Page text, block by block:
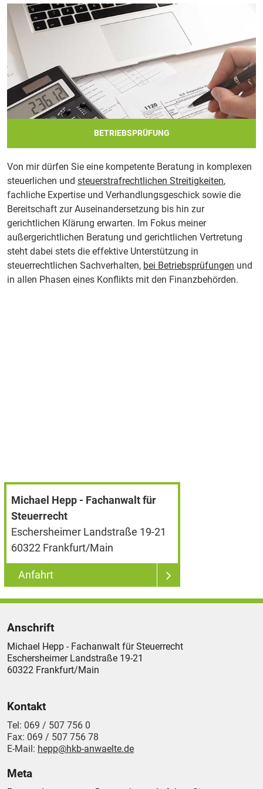
BETRIEBSPRÜFUNG
Von mir dürfen Sie eine kompetente Beratung in komplexen
steuerlichen und steuerstrafrechtlichen Streitigkeiten,
fachliche Expertise und Verhandlungsgeschick sowie die
Bereitschaft zur Auseinandersetzung bis hin zur
gerichtlichen Klärung erwarten. Im Fokus meiner
außergerichtlichen Beratung und gerichtlichen Vertretung
steht dabei stets die effektive Unterstützung in
steuerrechtlichen Sachverhalten, bei Betriebsprüfungen und
in allen Phasen eines Konflikts mit den Finanzbehörden.
Michael Hepp - Fachanwalt für
Steuerrecht
Eschersheimer Landstraße 19-21
60322 Frankfurt/Main
Anfahrt
Anschrift
Michael Hepp - Fachanwalt für Steuerrecht
Eschersheimer Landstraße 19-21
60322 Frankfurt/Main
Kontakt
Tel: 069 / 507 756 0
Fax: 069 / 507 756 78
E-Mail: hepp@hkb-anwaelte.de
Meta